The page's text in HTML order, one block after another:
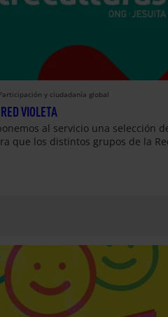
y ciudadanía global
VIOLETA
al servicio una selección
que los distintos grupos de la